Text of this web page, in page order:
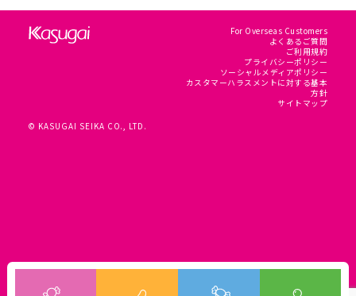
© KASUGAI SEIKA CO., LTD.
For Overseas Customers
よくあるご質問
ご利用規約
プライバシーポリシー
ソーシャルメディアポリシー
カスタマーハラスメントに対する基本
方針
サイトマップ